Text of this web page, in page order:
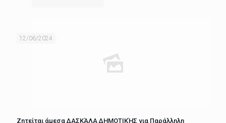
12/06/2024
Ζητείται άμεσα ΔΑΣΚΆΛΑ ΔΗΜΟΤΙΚΉΣ για Παράλληλη